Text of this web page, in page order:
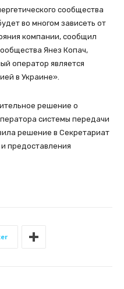
сообщества
во многом зависеть от
компании, сообщил
Янез Копач,
оператор является
в Украине».
решение о
системы передачи
решение в Секретариат
предоставления